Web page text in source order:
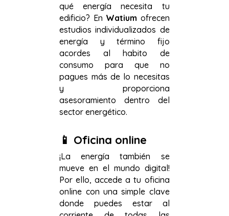
qué energía necesita tu
edificio? En Watium ofrecen
estudios individualizados de
energía y término fijo
acordes al habito de
consumo para que no
pagues más de lo necesitas
y proporciona
asesoramiento dentro del
sector energético.
📱 Oficina online
¡La energía también se
mueve en el mundo digital!
Por ello, accede a tu oficina
online con una simple clave
donde puedes estar al